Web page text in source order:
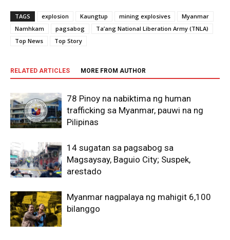
TAGS explosion Kaungtup mining explosives
Myanmar
Namhkam
pagsabog
Ta’ang National Liberation Army (TNLA)
Top News
Top Story
RELATED ARTICLES MORE FROM AUTHOR
78 Pinoy na nabiktima ng human
trafficking sa Myanmar, pauwi na ng
Pilipinas
14 sugatan sa pagsabog sa
Magsaysay, Baguio City; Suspek,
arestado
Myanmar nagpalaya ng mahigit 6,100
bilanggo